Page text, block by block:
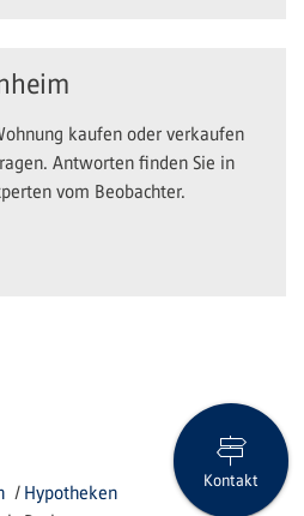
kaufen oder verkaufen
Antworten finden Sie in
vom Beobachter.
Hypotheken
Kontakt